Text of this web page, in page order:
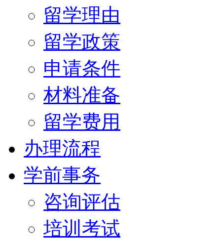
留学理由
留学政策
申请条件
材料准备
留学费用
办理流程
学前事务
咨询评估
培训考试